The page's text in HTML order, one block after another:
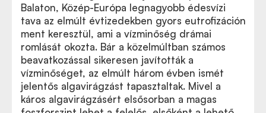
Balaton, Közép-Európa legnagyobb édesvízi
tava az elmúlt évtizedekben gyors eutrofizáción
ment keresztül, ami a vízminőség drámai
romlását okozta. Bár a közelmúltban számos
beavatkozással sikeresen javították a
vízminőséget, az elmúlt három évben ismét
jelentős algavirágzást tapasztaltak. Mivel a
káros algavirágzásért elsősorban a magas